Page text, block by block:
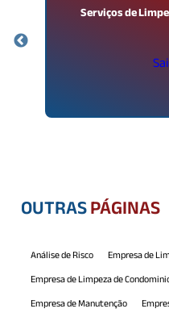
Serviços de
OUTRASPÁGINAS
Análise de Risco
Empresa de
Empresa de Limpeza de
Empresa de Manutenção